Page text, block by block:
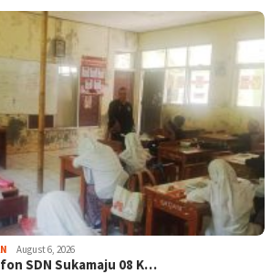
August 6, 2026
SDN Sukamaju 08 K…